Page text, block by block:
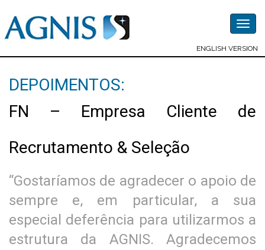
ENGLISH VERSION
DEPOIMENTOS:
FN – Empresa Cliente de
Recrutamento & Seleção
“Gostaríamos de agradecer o apoio de
sempre e, em particular, a sua
especial deferência para utilizarmos a
estrutura da AGNIS. Agradecemos